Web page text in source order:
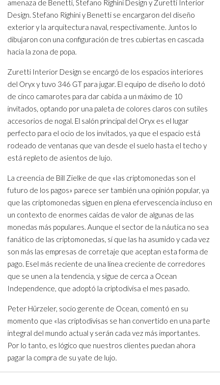
amenaza de Benetti, Stefano Righini Design y Zuretti Interior
Design. Stefano Righini y Benetti se encargaron del diseño
exterior y la arquitectura naval, respectivamente. Juntos lo
dibujaron con una configuración de tres cubiertas en cascada
hacia la zona de popa.
Zuretti Interior Design se encargó de los espacios interiores
del Oryx y tuvo 346 GT para jugar. El equipo de diseño lo dotó
de cinco camarotes para dar cabida a un máximo de 10
invitados, optando por una paleta de colores claros con sutiles
accesorios de nogal. El salón principal del Oryx es el lugar
perfecto para el ocio de los invitados, ya que el espacio está
rodeado de ventanas que van desde el suelo hasta el techo y
está repleto de asientos de lujo.
La creencia de Bill Zielke de que «las criptomonedas son el
futuro de los pagos» parece ser también una opinión popular, ya
que las criptomonedas siguen en plena efervescencia incluso en
un contexto de enormes caídas de valor de algunas de las
monedas más populares. Aunque el sector de la náutica no sea
fanático de las criptomonedas, sí que las ha asumido y cada vez
son más las empresas de corretaje que aceptan esta forma de
pago. Esel más reciente de una línea creciente de corredores
que se unen a la tendencia, y sigue de cerca a Ocean
Independence, que adoptó la criptodivisa el mes pasado.
Peter Hürzeler, socio gerente de Ocean, comentó en su
momento que «las criptodivisas se han convertido en una parte
integral del mundo actual y serán cada vez más importantes.
Por lo tanto, es lógico que nuestros clientes puedan ahora
pagar la compra de su yate de lujo.